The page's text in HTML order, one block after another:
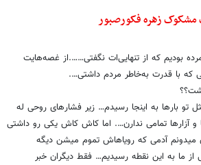
مشکوک زهره فکورصبور
بودیم که از تنهایی‌ات نگفتی…….از غصه‌هایت
که با قدرت به‌خاطر مردم داشتی….
بارها به اینجا رسیدم… زیر فشارهای روحی له
تمامی ندارن…. اما کاش کاش یکی رو داشتی
میدونم آدمی که رویاهاش تموم میشن دیگه
از ما به این نقطه رسیدیم… فقط دیگران خبر